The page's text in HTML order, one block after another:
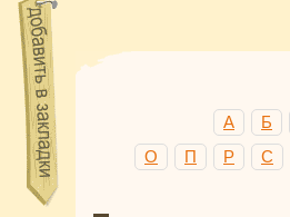
А
Б
О
П Р С